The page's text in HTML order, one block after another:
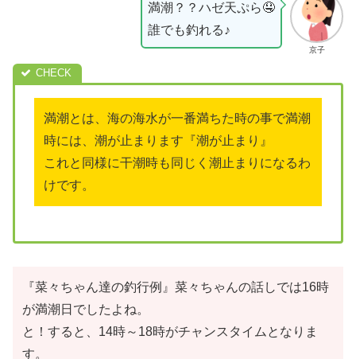
京子
満潮？？ハゼ天ぷら🤤
誰でも釣れる♪
満潮とは、海の海水が一番満ちた時の事で満潮
時には、潮が止まります『潮が止まり』
これと同様に干潮時も同じく潮止まりになるわ
けです。
『菜々ちゃん達の釣行例』菜々ちゃんの話しでは16時
が満潮日でしたよね。
と！すると、14時～18時がチャンスタイムとなりま
す。